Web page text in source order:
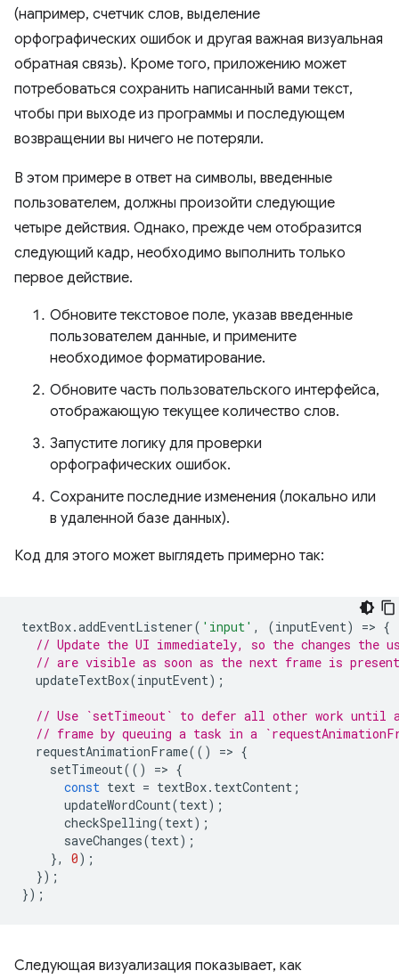
(например, счетчик слов, выделение
орфографических ошибок и другая важная визуальная
обратная связь). Кроме того, приложению может
потребоваться сохранить написанный вами текст,
чтобы при выходе из программы и последующем
возвращении вы ничего не потеряли.
В этом примере в ответ на символы, введенные
пользователем, должны произойти следующие
четыре действия. Однако, прежде чем отобразится
следующий кадр, необходимо выполнить только
первое действие.
Обновите текстовое поле, указав введенные
пользователем данные, и примените
необходимое форматирование.
Обновите часть пользовательского интерфейса,
отображающую текущее количество слов.
Запустите логику для проверки
орфографических ошибок.
Сохраните последние изменения (локально или
в удаленной базе данных).
Код для этого может выглядеть примерно так:
textBox.addEventListener( 'input' , (inputEvent) => {
// Update the UI immediately, so the changes the
// are visible as soon as the next frame is
updateTextBox(inputEvent);
// Use `setTimeout` to defer all other work until
// frame by queuing a task in a
requestAnimationFrame(() => {
setTimeout(() => {
const text = textBox. textContent ;
updateWordCount(text);
checkSpelling(text);
saveChanges(text);
},
0);
});
});
Следующая визуализация показывает, как